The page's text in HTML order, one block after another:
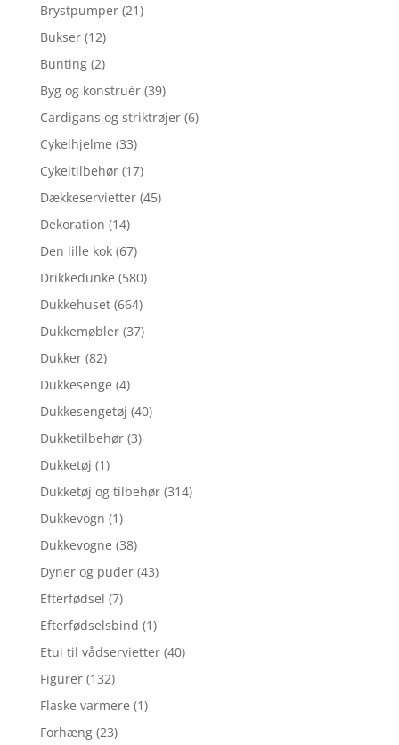
Brystpumper (21)
Bukser (12)
Bunting (2)
Byg og konstruér (39)
Cardigans og striktrøjer (6)
Cykelhjelme (33)
Cykeltilbehør (17)
Dækkeservietter (45)
Dekoration (14)
Den lille kok (67)
Drikkedunke (580)
Dukkehuset (664)
Dukkemøbler (37)
Dukker (82)
Dukkesenge (4)
Dukkesengetøj (40)
Dukketilbehør (3)
Dukketøj (1)
Dukketøj og tilbehør (314)
Dukkevogn (1)
Dukkevogne (38)
Dyner og puder (43)
Efterfødsel (7)
Efterfødselsbind (1)
Etui til vådservietter (40)
Figurer (132)
Flaske varmere (1)
Forhæng (23)